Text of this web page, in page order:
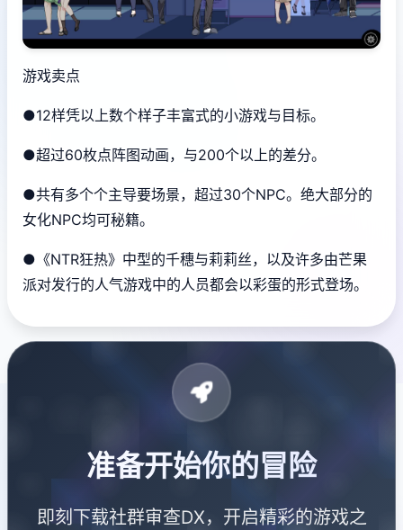
游戏卖点
●12样凭以上数个样子丰富式的小游戏与目标。
●超过60枚点阵图动画，与200个以上的差分。
●共有多个个主导要场景，超过30个NPC。绝大部分的
女化NPC均可秘籍。
●《NTR狂热》中型的千穗与莉莉丝，以及许多由芒果
派对发行的人气游戏中的人员都会以彩蛋的形式登场。
准备开始你的冒险
即刻下载社群审查DX，开启精彩的游戏之